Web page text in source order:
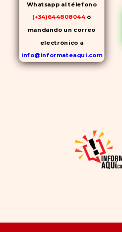
Whatsapp al télefono
(+34)644808044 ó
mandando un correo
electrónico a
info@informateaqui.com
Mientras que antes la
permitido la producción de
alternativas genéricas tanto